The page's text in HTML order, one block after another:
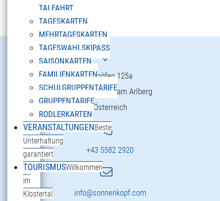
TALFAHRT
TAGESKARTEN
MEHRTAGESKARTEN
TAGESWAHLSKIPASS
SAISONKARTEN
FAMILIENKARTEN
SCHULGRUPPENTARIFE
GRUPPENTARIFE
RODLERKARTEN
VERANSTALTUNGENBeste
Unterhaltung
garantiert
TOURISMUSWillkommen
im
Klostertal
Danöfen 125a
6754 Klösterle am Arlberg
Österreich
+43 5582 2920
info@sonnenkopf.com